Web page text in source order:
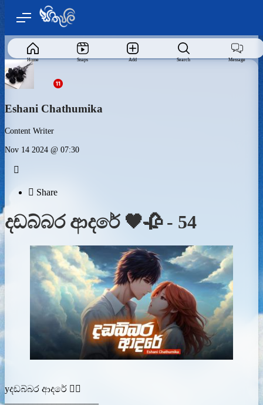
Home Snaps Add Search Message
Eshani Chathumika
Content Writer
Nov 14 2024 @ 07:30

 Share
දඩබ්බර ආදරේ 🖤🥀 - 54
yදඩබ්බර ආදරේ ❤️‍🔥